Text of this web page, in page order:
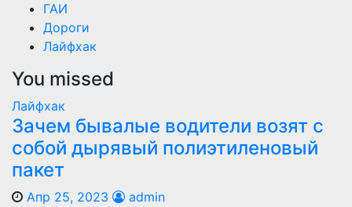
ГАИ
Дороги
Лайфхак
You missed
Лайфхак
Зачем бывалые водители возят с
собой дырявый полиэтиленовый
пакет
Апр 25, 2023
admin